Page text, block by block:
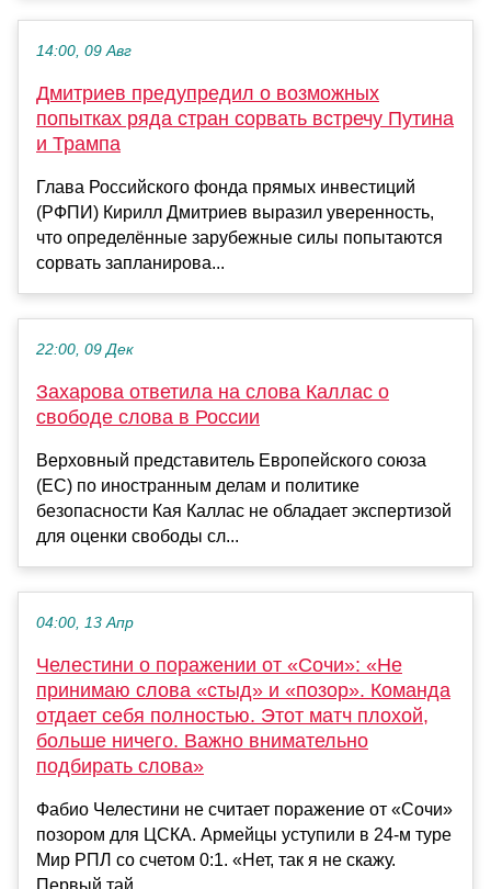
14:00, 09 Авг
Дмитриев предупредил о возможных
попытках ряда стран сорвать встречу Путина
и Трампа
Глава Российского фонда прямых инвестиций
(РФПИ) Кирилл Дмитриев выразил уверенность,
что определённые зарубежные силы попытаются
сорвать запланирова...
22:00, 09 Дек
Захарова ответила на слова Каллас о
свободе слова в России
Верховный представитель Европейского союза
(ЕС) по иностранным делам и политике
безопасности Кая Каллас не обладает экспертизой
для оценки свободы сл...
04:00, 13 Апр
Челестини о поражении от «Сочи»: «Не
принимаю слова «стыд» и «позор». Команда
отдает себя полностью. Этот матч плохой,
больше ничего. Важно внимательно
подбирать слова»
Фабио Челестини не считает поражение от «Сочи»
позором для ЦСКА. Армейцы уступили в 24-м туре
Мир РПЛ со счетом 0:1. «Нет, так я не скажу.
Первый тай...